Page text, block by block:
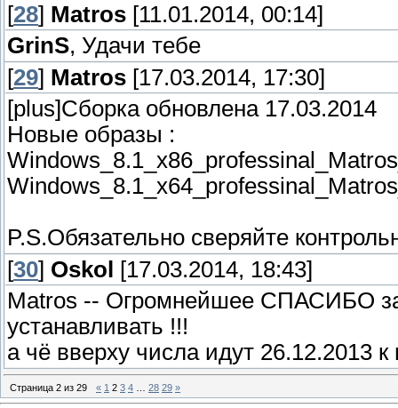
[28] Matros [11.01.2014, 00:14]
GrinS, Удачи тебе
[29] Matros [17.03.2014, 17:30]
[plus]Сборка обновлена 17.03.2014
Новые образы :
P.S.Обязательно сверяйте
[30] Oskol
[17.03.2014, 18:43]
Matros -- Огромнейшее СПАСИБО
устанавливать !!!
а чё вверху числа идут 26.12.2013
Страница 2 из 29 « 1 2 3 4 28 29 »